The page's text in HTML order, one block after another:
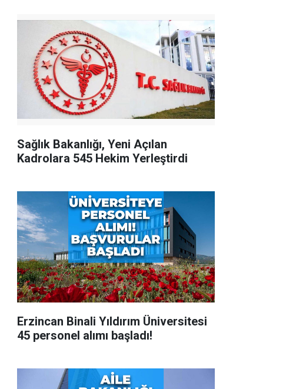
Sağlık Bakanlığı, Yeni Açılan
Kadrolara 545 Hekim Yerleştirdi
Erzincan Binali Yıldırım Üniversitesi
45 personel alımı başladı!